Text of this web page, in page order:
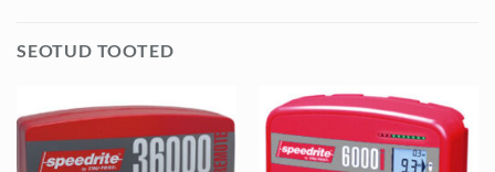
SEOTUD TOOTED